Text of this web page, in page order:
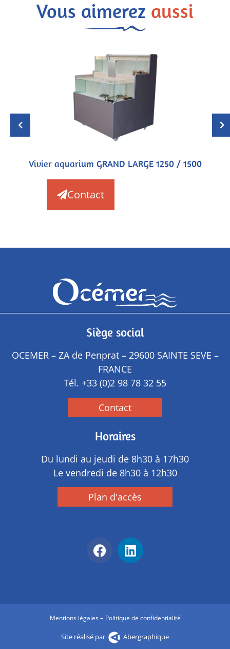
Contact
Vous aimerez aussi
Vivier aquarium GRAND LARGE 1250 / 1500
Siège social
OCEMER – ZA de Penprat – 29600 SAINTE SEVE –
FRANCE
Tél. +33 (0)2 98 78 32 55
Contact
Horaires
Du lundi au jeudi de 8h30 à 17h30
Le vendredi de 8h30 à 12h30
Plan d'accès
Mentions légales– Politique de confidentialité
Site réalisé par Abergraphique